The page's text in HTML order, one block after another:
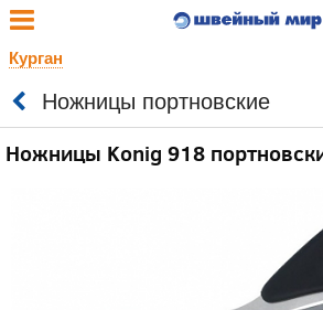
Курган
Ножницы портновские
Ножницы Konig 918